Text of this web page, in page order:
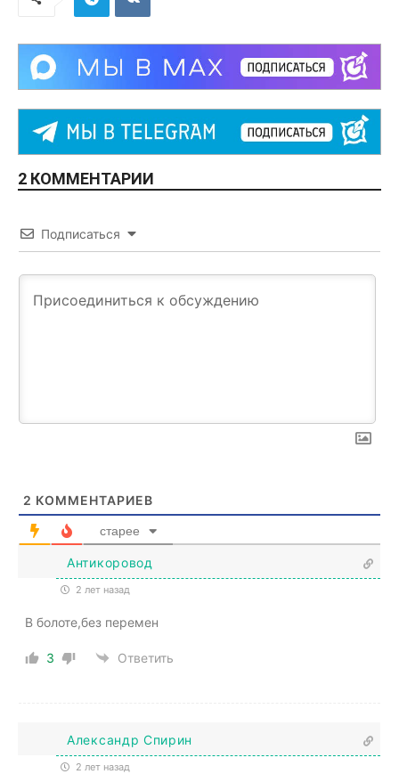
2 КОММЕНТАРИИ
Подписаться
2 КОММЕНТАРИЕВ
старее
Антикоровод
2 лет назад
В болоте,без перемен
3 Ответить
Александр Спирин
2 лет назад